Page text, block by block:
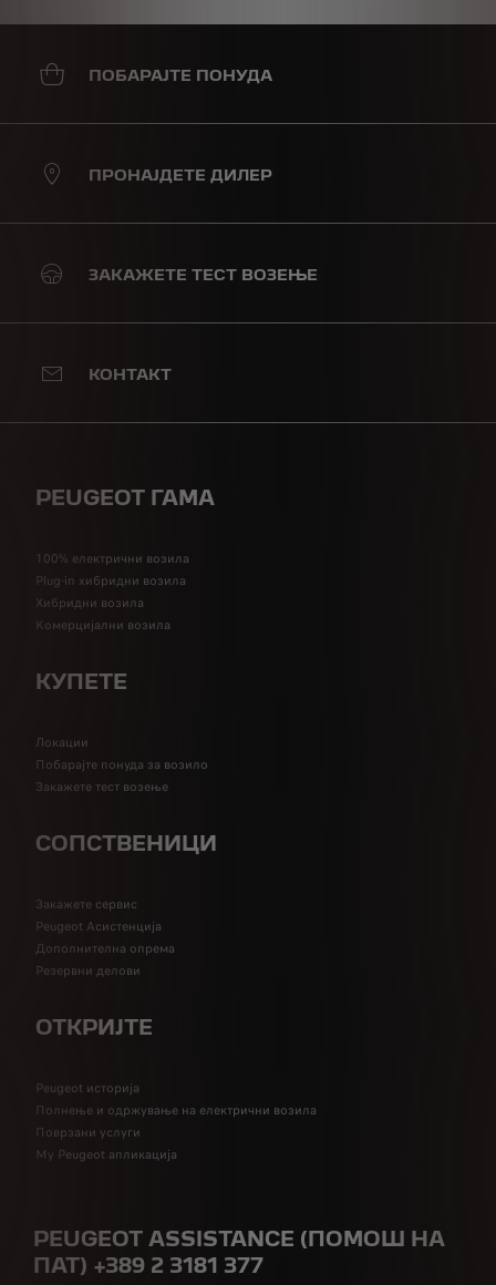
ПОБАРАЈТЕ ПОНУДА
ПРОНАЈДЕТЕ ДИЛЕР
ЗАКАЖЕТЕ ТЕСТ ВОЗЕЊЕ
КОНТАКТ
PEUGEOT ГАМА
100% електрични возила
Plug-in хибридни возила
Хибридни возила
Комерцијални возила
КУПЕТЕ
Локации
Побарајте понуда за возило
Закажете тест возење
СОПСТВЕНИЦИ
Закажете сервис
Peugeot Асистенција
Дополнителна опрема
Резервни делови
ОТКРИЈТЕ
Peugeot историја
Полнење и одржување на електрични возила
Поврзани услуги
My Peugeot апликација
PEUGEOT ASSISTANCE (ПОМОШ НА
ПАТ) +389 2 3181 377